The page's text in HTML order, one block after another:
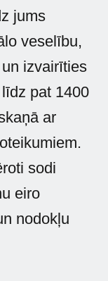
jums
veselību,
izvairīties
pat 1400
ar
sodi
eiro
nodokļu